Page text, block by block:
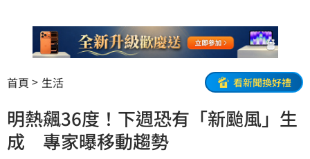
首頁 生活 看新聞換好禮
明熱飆36度！下週恐有「新颱風」生
成 專家曝移動趨勢